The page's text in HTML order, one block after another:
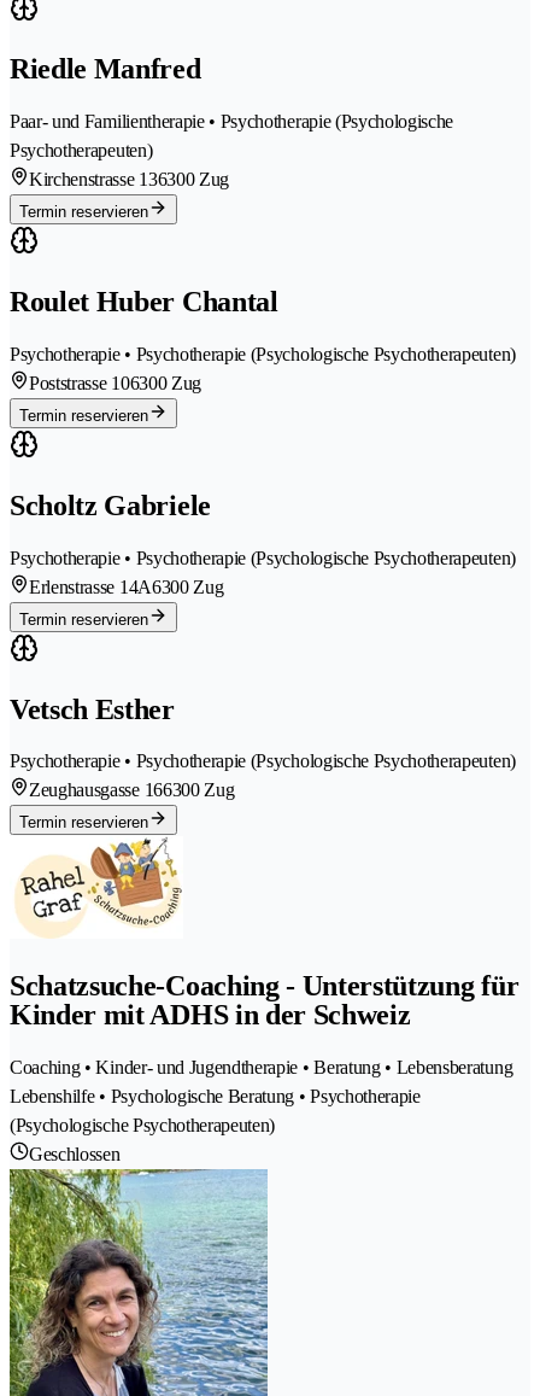
Riedle Manfred
Paar- und Familientherapie • Psychotherapie (Psychologische
Psychotherapeuten)
Kirchenstrasse 136300 Zug
Termin reservieren
Roulet Huber Chantal
Psychotherapie • Psychotherapie (Psychologische Psychotherapeuten)
Poststrasse 106300 Zug
Termin reservieren
Scholtz Gabriele
Psychotherapie • Psychotherapie (Psychologische Psychotherapeuten)
Erlenstrasse 14A6300 Zug
Termin reservieren
Vetsch Esther
Psychotherapie • Psychotherapie (Psychologische Psychotherapeuten)
Zeughausgasse 166300 Zug
Termin reservieren
Schatzsuche-Coaching - Unterstützung für
Kinder mit ADHS in der Schweiz
Coaching • Kinder- und Jugendtherapie • Beratung • Lebensberatung
Lebenshilfe • Psychologische Beratung • Psychotherapie
(Psychologische Psychotherapeuten)
Geschlossen